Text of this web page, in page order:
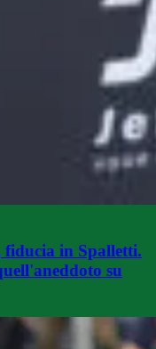
in Spalletti.
su